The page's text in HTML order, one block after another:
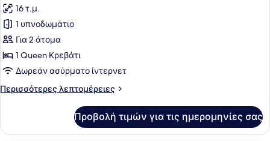
Floor)
φωτογραφιών
για
Premier
Δωμάτιο,
1
Queen
Κρεβάτι
16 τ.μ.
1 υπνοδωμάτιο
Για 2 άτομα
1 Queen Κρεβάτι
Δωρεάν ασύρματο ίντερνετ
Περισσότερες λεπτομέρειες
Περισσότερες
Δωμάτιο,
Προβολή τιμών για τις ημερομηνίες σας